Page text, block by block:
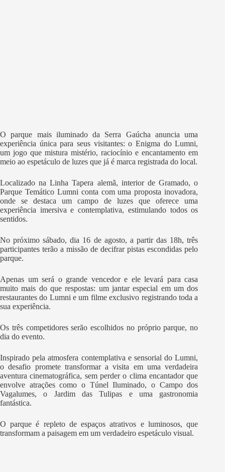
O parque mais iluminado da Serra Gaúcha anuncia uma
experiência única para seus visitantes: o Enigma do Lumni,
um jogo que mistura mistério, raciocínio e encantamento em
meio ao espetáculo de luzes que já é marca registrada do local.
Localizado na Linha Tapera alemã, interior de Gramado, o
Parque Temático Lumni conta com uma proposta inovadora,
onde se destaca um campo de luzes que oferece uma
experiência imersiva e contemplativa, estimulando todos os
sentidos.
No próximo sábado, dia 16 de agosto, a partir das 18h, três
participantes terão a missão de decifrar pistas escondidas pelo
parque.
Apenas um será o grande vencedor e ele levará para casa
muito mais do que respostas: um jantar especial em um dos
restaurantes do Lumni e um filme exclusivo registrando toda a
sua experiência.
Os três competidores serão escolhidos no próprio parque, no
dia do evento.
Inspirado pela atmosfera contemplativa e sensorial do Lumni,
o desafio promete transformar a visita em uma verdadeira
aventura cinematográfica, sem perder o clima encantador que
envolve atrações como o Túnel Iluminado, o Campo dos
Vagalumes, o Jardim das Tulipas e uma gastronomia
fantástica.
O parque é repleto de espaços atrativos e luminosos, que
transformam a paisagem em um verdadeiro espetáculo visual.